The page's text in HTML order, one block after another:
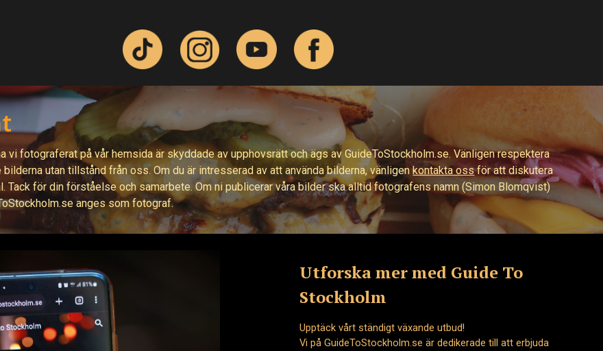
vi fotograferat på vår hemsida är skyddade av upphovsrätt och ägs av GuideToStockholm.se. Vänligen respektera
bilderna utan tillstånd från oss. Om du är intresserad av att använda bilderna, vänligenkontakta ossför att diskutera
Tack för din förståelse och samarbete. Om ni publicerar våra bilder ska alltid fotografens namn (Simon Blomqvist)
anges som fotograf.
Utforska mer med Guide To
Stockholm
Upptäck vårt ständigt växande utbud!
Vi på GuideToStockholm.se är dedikerade till att erbjuda